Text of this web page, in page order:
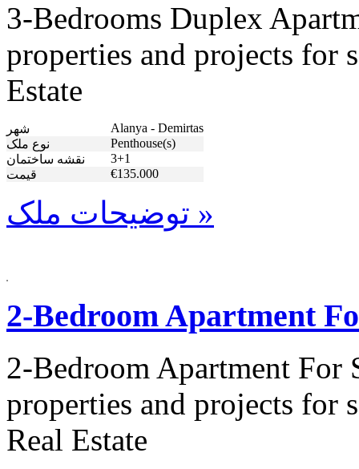
3-Bedrooms Duplex
properties and projects for
Estate
شهر
Alanya - Demirtas
نوع ملک
Penthouse(s)
نقشه ساختمان
3+1
قیمت
€135.000
توضیحات ملک »
2-Bedroom Apartment
2-Bedroom Apartment For
properties and projects for
Real Estate